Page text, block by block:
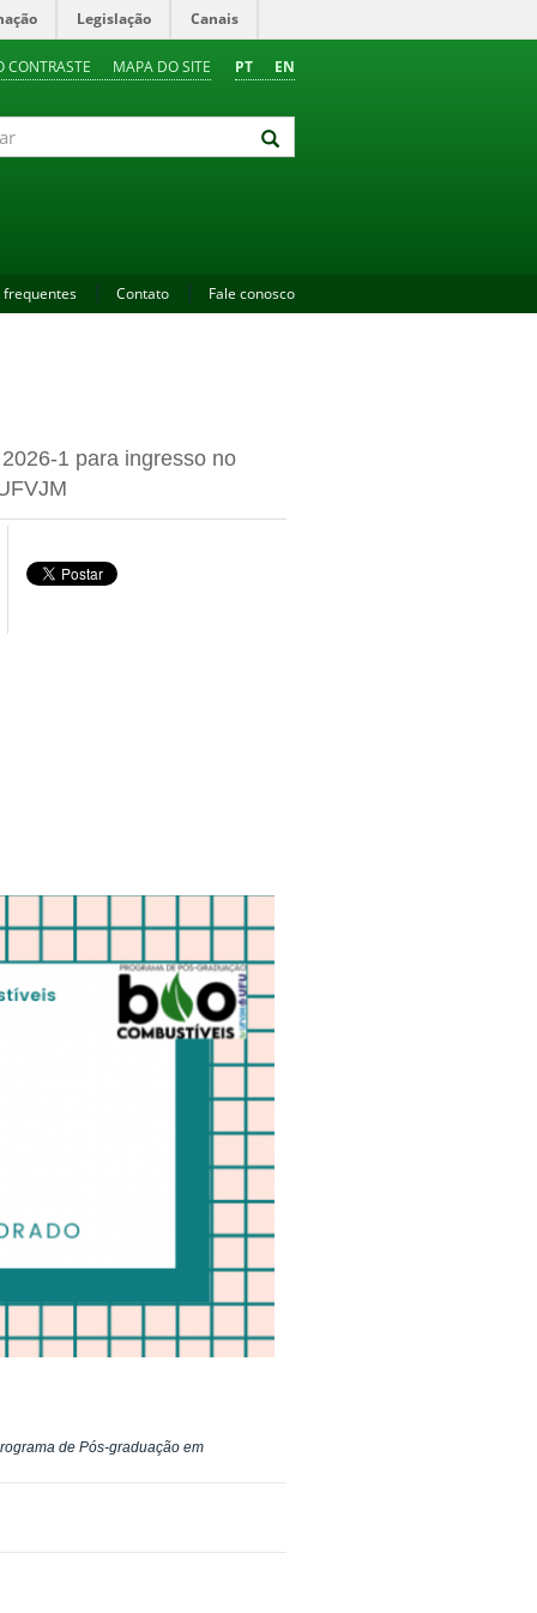
Legislação Canais
PT EN
CONTRASTE MAPA DO SITE
frequentes Contato Fale conosco
1 para ingresso no
de Pós-graduação em